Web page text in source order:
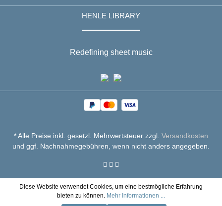
HENLE LIBRARY
Redefining sheet music
* Alle Preise inkl. gesetzl. Mehrwertsteuer zzgl. Versandkosten
und ggf. Nachnahmegebühren, wenn nicht anders angegeben.
Diese Website verwendet Cookies, um eine bestmögliche Erfahrung
bieten zu können. Mehr Informationen ...